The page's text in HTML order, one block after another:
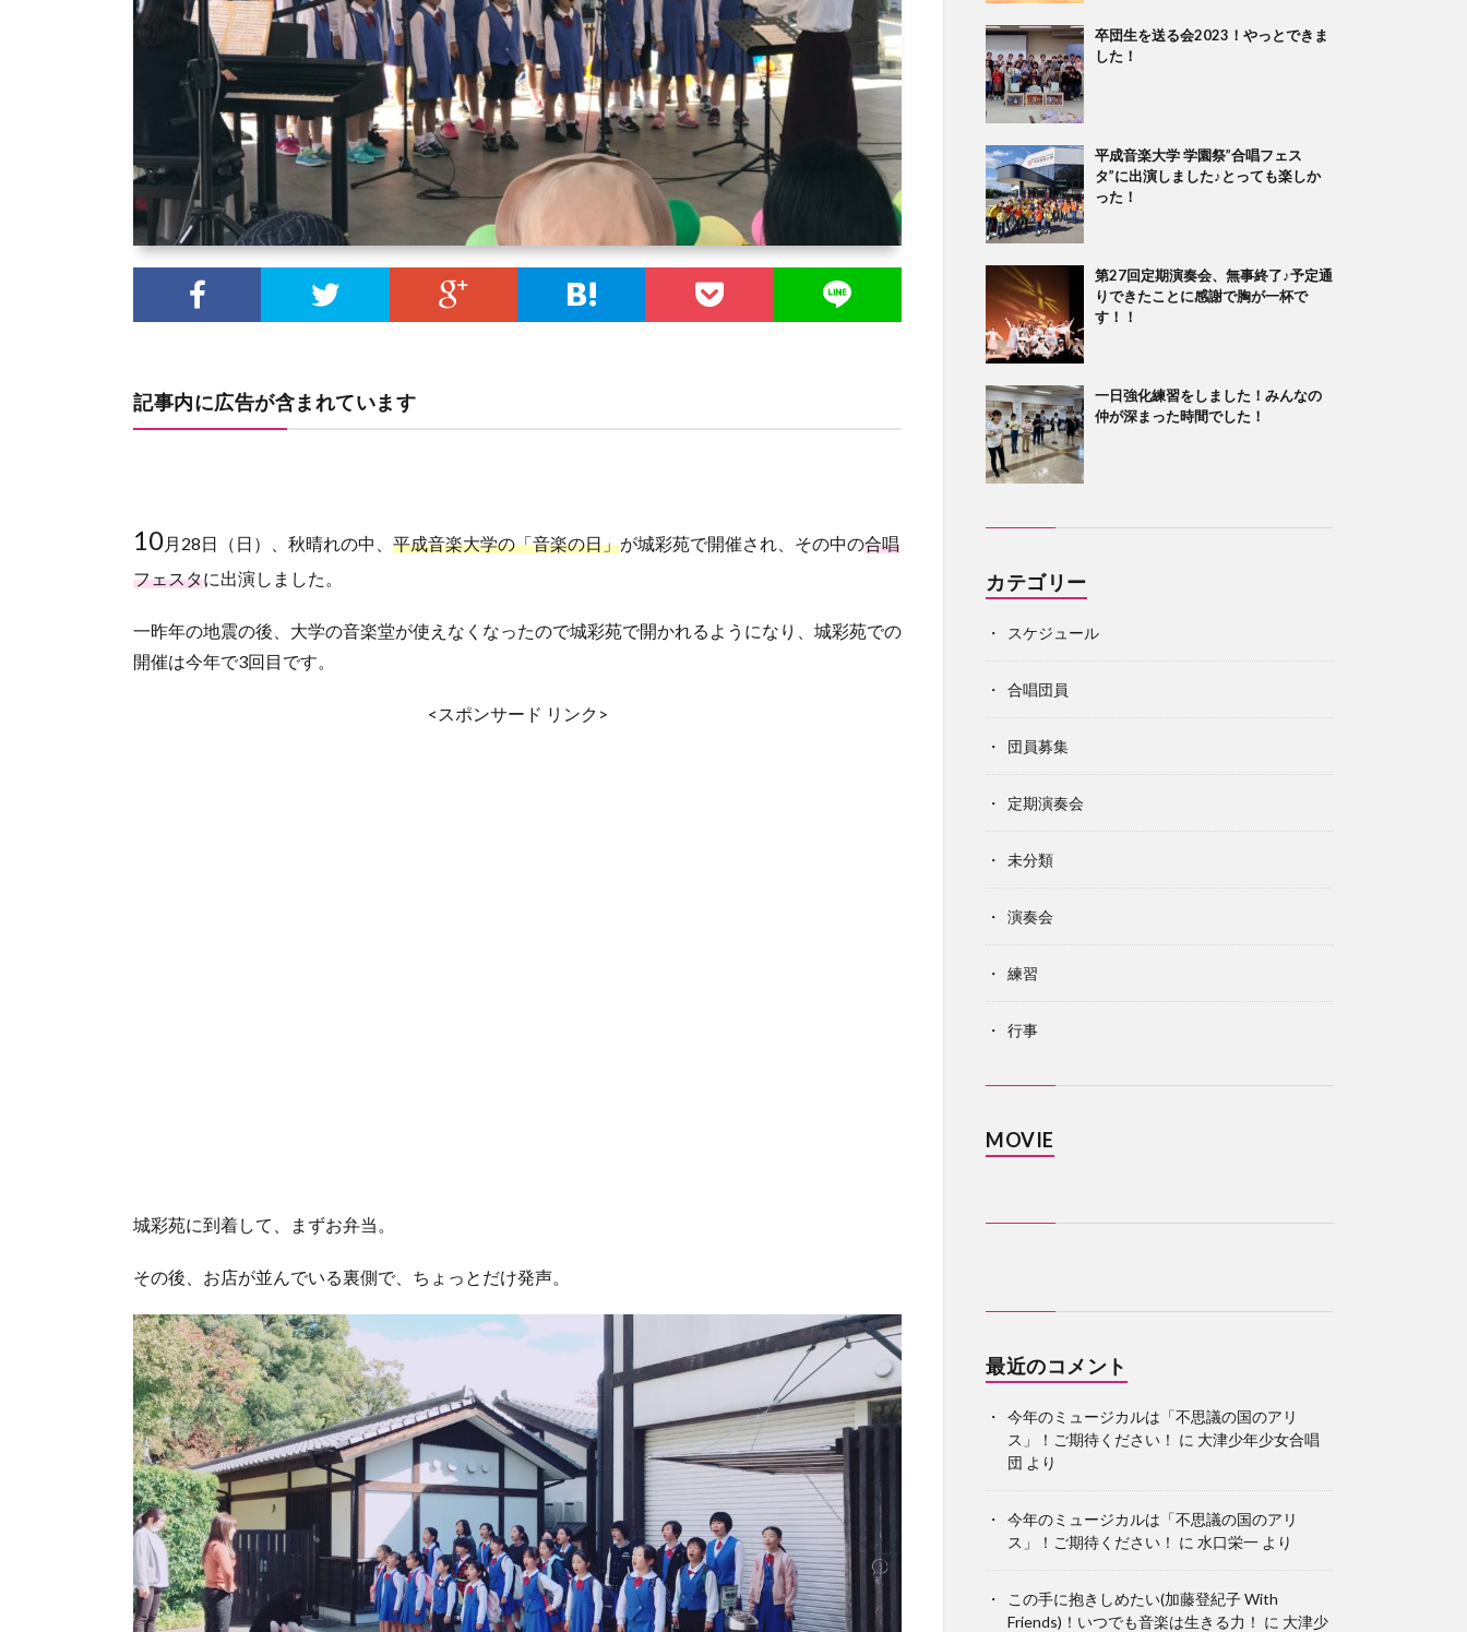
記事内に広告が含まれています
10 月28日（日）、秋晴れの中、 平成音楽大学の「音楽の日」が城彩苑で開催され、その中の合唱
フェスタに出演しました。
一昨年の地震の後、大学の音楽堂が使えなくなったので城彩苑で開かれるようになり、城彩苑での
開催は今年で3回目です。
<スポンサード リンク>
城彩苑に到着して、まずお弁当。
その後、お店が並んでいる裏側で、ちょっとだけ発声。
卒団生を送る会2023！やっとできま
した！
平成音楽大学 学園祭”合唱フェス
タ”に出演しました♪とっても楽しか
った！
第27回定期演奏会、無事終了♪予定通
りできたことに感謝で胸が一杯で
す！！
一日強化練習をしました！みんなの
仲が深まった時間でした！
カテゴリー
スケジュール
合唱団員
団員募集
定期演奏会
未分類
演奏会
練習
行事
MOVIE
最近のコメント
今年のミュージカルは「不思議の国のアリ
ス」！ご期待ください！ に 大津少年少女合唱
団 より
今年のミュージカルは「不思議の国のアリ
ス」！ご期待ください！ に 水口栄一 より
この手に抱きしめたい(加藤登紀子 With
Friends)！いつでも音楽は生きる力！ に 大津少